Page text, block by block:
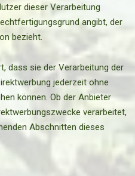
dieser Verarbeitung
angibt, der
bezieht.
dass sie der Verarbeitung der
jederzeit ohne
können. Ob der Anbieter
verarbeitet,
Abschnitten dieses